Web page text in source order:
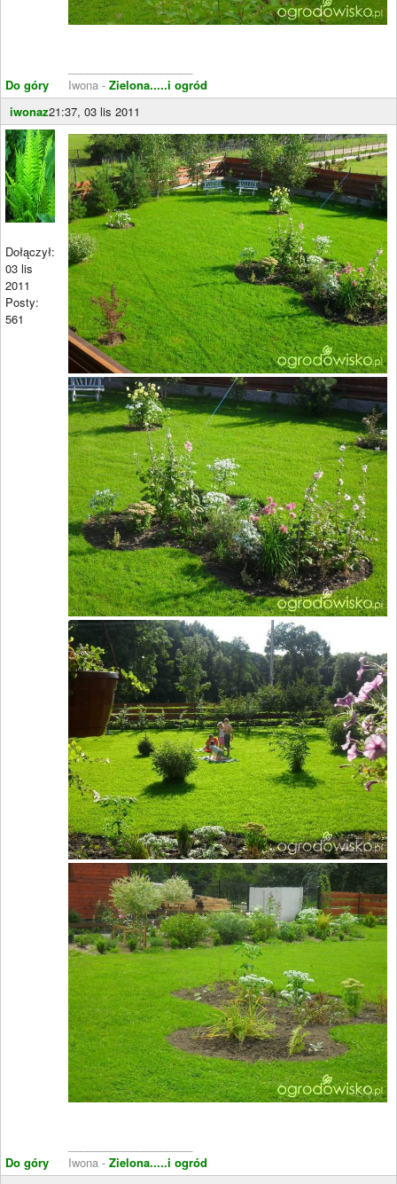
Do góry
Iwona - Zielona.....i ogród
iwonaz21:37, 03 lis 2011
Dołączył:
03 lis
2011
Posty:
561
Do góry
Iwona - Zielona.....i ogród